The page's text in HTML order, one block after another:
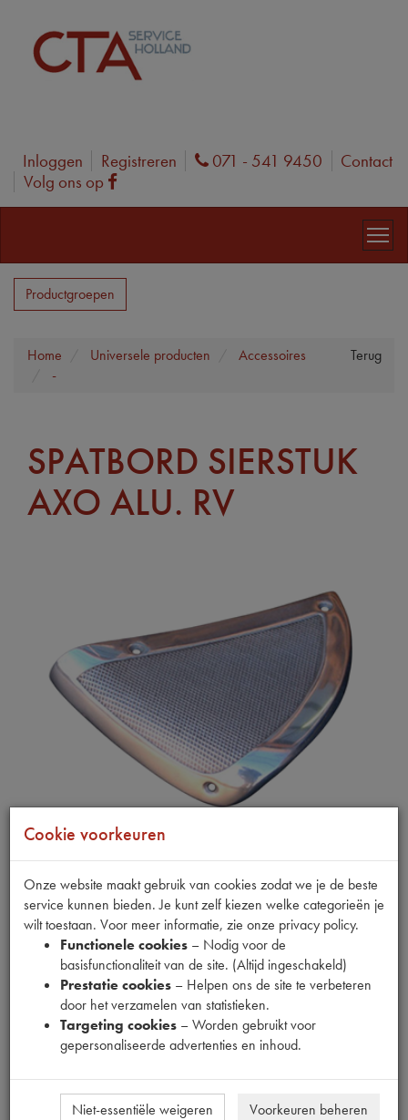
Inloggen Registreren Phone
071 - 541 9450
Contact
Volg ons op
Facebook
Productgroepen
Terug
Home Universele producten
Accessoires
-
SPATBORD SIERSTUK
AXO ALU. RV
Productnummer
6740115
51,85 (€ 42,85excl. btw)
Dit product kan op dit moment niet besteld worden
Mail ons
Cookie voorkeuren
Onze website maakt gebruik van cookies zodat we je de beste
service kunnen bieden. Je kunt zelf kiezen welke categorieën je
wilt toestaan. Voor meer informatie, zie onze privacy policy.
Functionele cookies – Nodig voor de
basisfunctionaliteit van de site. (Altijd ingeschakeld)
Prestatie cookies – Helpen ons de site te verbeteren
door het verzamelen van statistieken.
Targeting cookies – Worden gebruikt voor
gepersonaliseerde advertenties en inhoud.
Niet-essentiële weigeren
Voorkeuren beheren